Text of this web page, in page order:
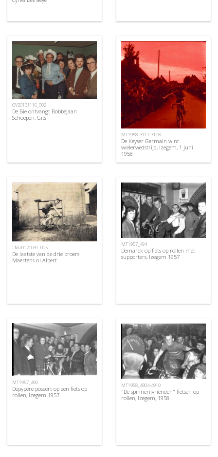
GV20131116_002
De Bie ontvangt Bobbejaan
Schoepen, Gits
MT1958_3117-3118
De Keyser Germain wint
wielerwedstrijd, Izegem, 1 juni
1958
LM20121031_005
De laatste van de drie broers
Maertens nl Albert
MT1957_494
Demarck op fiets op rollen met
supporters, Izegem 1957
MT1957_490
Depypere poseert op een fiets op
rollen, Izegem 1957
MT1958_4904-4910
"De spinnerijvrienden" fietsen op
rollen, Izegem, 1958